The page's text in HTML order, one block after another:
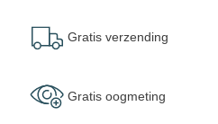
Gratis verzending
Gratis oogmeting